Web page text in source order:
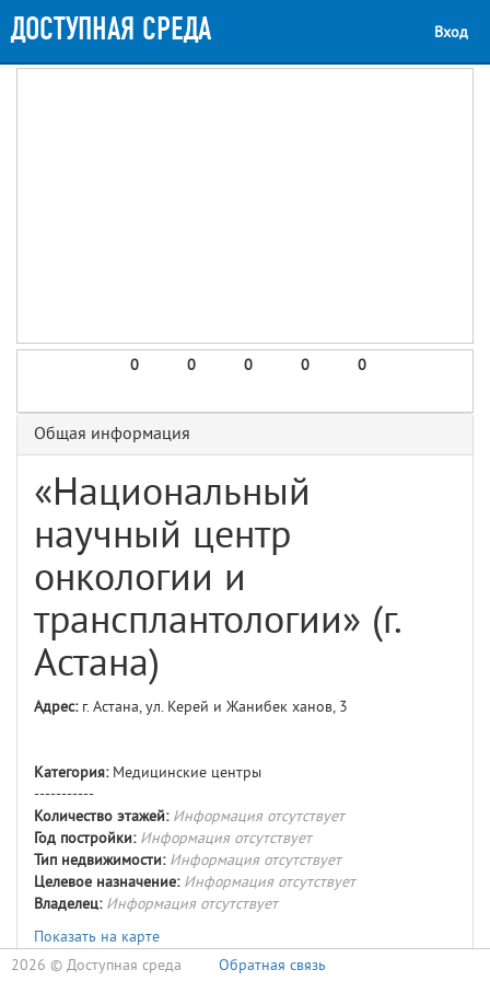
ДОСТУПНАЯ СРЕДА Вход
0 0 0 0 0
Общая информация
«Национальный
научный центр
онкологии и
трансплантологии» (г.
Астана)
Адрес:г. Астана, ул. Керей и Жанибек ханов, 3
Категория:Медицинские центры
-----------
Количество этажей: Информация отсутствует
Год постройки: Информация отсутствует
Тип недвижимости: Информация отсутствует
Целевое назначение: Информация отсутствует
Владелец: Информация отсутствует
Показать на карте
2026 © Доступная среда Обратная связь